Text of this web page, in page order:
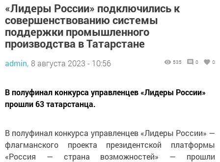
«Лидеры России» подключились к
совершенствованию системы
поддержки промышленного
производства в Татарстане
admin, 8 августа 2023 - 10:56 535 0 0
В полуфинал конкурса управленцев «Лидеры России»
прошли 63 татарстанца.
В полуфинал конкурса управленцев «Лидеры России» —
флагманского проекта президентской платформы
«Россия — страна возможностей» — прошли